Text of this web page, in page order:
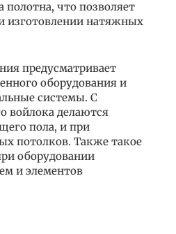
полотна, что позволяет
изготовлении натяжных
предусматривает
оборудования и
системы. С
войлока делаются
пола, и при
потолков. Также такое
оборудовании
и элементов